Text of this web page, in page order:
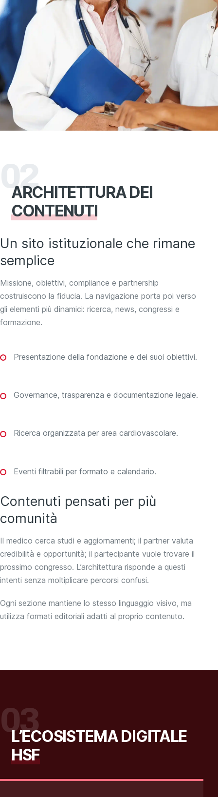
02
ARCHITETTURA DEI
CONTENUTI
Un sito istituzionale che rimane
semplice
Missione, obiettivi, compliance e partnership
costruiscono la fiducia. La navigazione porta poi verso
gli elementi più dinamici: ricerca, news, congressi e
formazione.
Presentazione della fondazione e dei suoi obiettivi.
Governance, trasparenza e documentazione legale.
Ricerca organizzata per area cardiovascolare.
Eventi filtrabili per formato e calendario.
Contenuti pensati per più
comunità
Il medico cerca studi e aggiornamenti; il partner valuta
credibilità e opportunità; il partecipante vuole trovare il
prossimo congresso. L’architettura risponde a questi
intenti senza moltiplicare percorsi confusi.
Ogni sezione mantiene lo stesso linguaggio visivo, ma
utilizza formati editoriali adatti al proprio contenuto.
03
L’ECOSISTEMA DIGITALE
HSF